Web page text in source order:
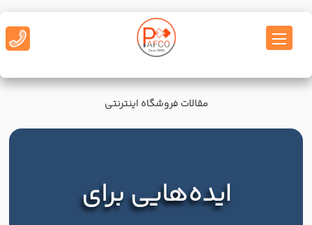
مقالات فروشگاه اینترنتی
ایده‌هایی برای